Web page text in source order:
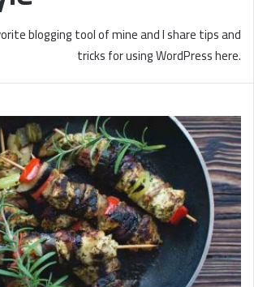
blogging tool of mine and I share tips and
tricks for using WordPress here.